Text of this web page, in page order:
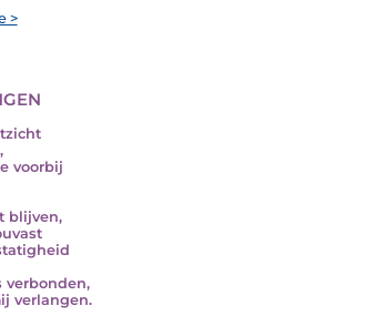
>
voorbij
blijven,
verbonden,
verlangen.